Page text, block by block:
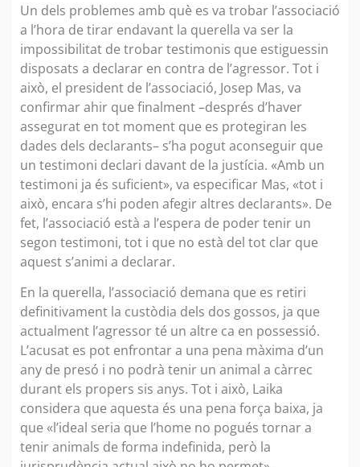
Un dels problemes amb què es va trobar l’associació
a l’hora de tirar endavant la querella va ser la
impossibilitat de trobar testimonis que estiguessin
disposats a declarar en contra de l’agressor. Tot i
això, el president de l’associació, Josep Mas, va
confirmar ahir que finalment –després d’haver
assegurat en tot moment que es protegiran les
dades dels declarants– s’ha pogut aconseguir que
un testimoni declari davant de la justícia. «Amb un
testimoni ja és suficient», va especificar Mas, «tot i
això, encara s’hi poden afegir altres declarants». De
fet, l’associació està a l’espera de poder tenir un
segon testimoni, tot i que no està del tot clar que
aquest s’animi a declarar.
En la querella, l’associació demana que es retiri
definitivament la custòdia dels dos gossos, ja que
actualment l’agressor té un altre ca en possessió.
L’acusat es pot enfrontar a una pena màxima d’un
any de presó i no podrà tenir un animal a càrrec
durant els propers sis anys. Tot i això, Laika
considera que aquesta és una pena força baixa, ja
que «l’ideal seria que l’home no pogués tornar a
tenir animals de forma indefinida, però la